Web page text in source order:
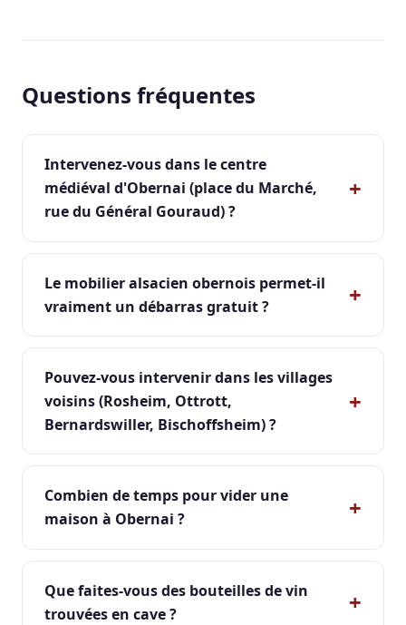
Questions fréquentes
Intervenez-vous dans le centre
médiéval d'Obernai (place du Marché,
rue du Général Gouraud) ?
Le mobilier alsacien obernois permet-il
vraiment un débarras gratuit ?
Pouvez-vous intervenir dans les villages
voisins (Rosheim, Ottrott,
Bernardswiller, Bischoffsheim) ?
Combien de temps pour vider une
maison à Obernai ?
Que faites-vous des bouteilles de vin
trouvées en cave ?